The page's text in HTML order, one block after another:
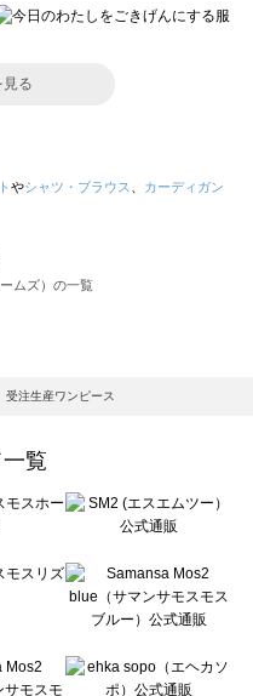
る
やシャツ・ブラウス
カーディガン
ムズ）の一覧
ンサモスモス）の一覧
）の一覧
受注生産ワンピース
覧